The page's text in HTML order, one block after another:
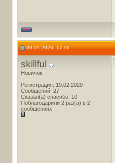
09.05.2026, 17:56
skillful
Новичок
Регистрация: 19.02.2020
Сообщений: 27
Сказал(а) спасибо: 10
Поблагодарили 2 раз(а) в 2
сообщениях